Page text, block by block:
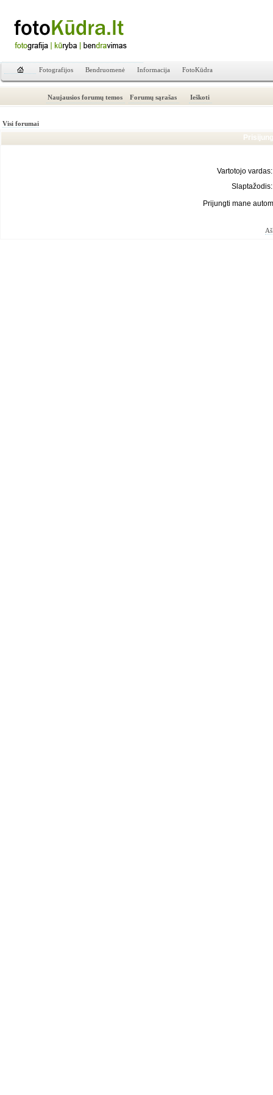
Fotografijos Bendruomenė Informacija FotoKūdra
Naujausios forumų temos Forumų sąrašas Ieškoti
Visi forumai
Vartotojo vardas:
Slaptažodis:
Prijungti mane